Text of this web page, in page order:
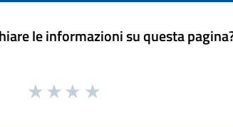
le informazioni su questa